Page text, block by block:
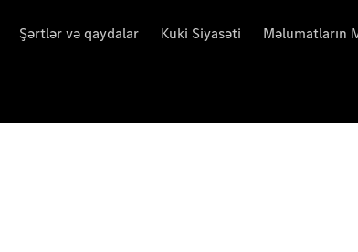
Şərtlər və qaydalar Kuki Siyasəti Məlumatların